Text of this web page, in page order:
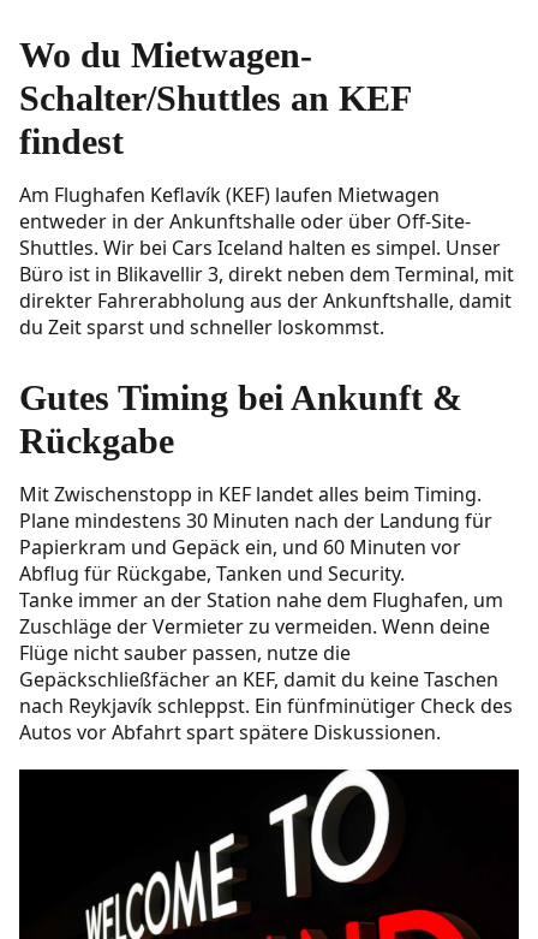
Wo du Mietwagen-
Schalter/Shuttles an KEF
findest
Am Flughafen Keflavík (KEF) laufen Mietwagen
entweder in der Ankunftshalle oder über Off-Site-
Shuttles. Wir bei Cars Iceland halten es simpel. Unser
Büro ist in Blikavellir 3, direkt neben dem Terminal, mit
direkter Fahrerabholung aus der Ankunftshalle, damit
du Zeit sparst und schneller loskommst.
Gutes Timing bei Ankunft &
Rückgabe
Mit Zwischenstopp in KEF landet alles beim Timing.
Plane mindestens 30 Minuten nach der Landung für
Papierkram und Gepäck ein, und 60 Minuten vor
Abflug für Rückgabe, Tanken und Security.
Tanke immer an der Station nahe dem Flughafen, um
Zuschläge der Vermieter zu vermeiden. Wenn deine
Flüge nicht sauber passen, nutze die
Gepäckschließfächer an KEF, damit du keine Taschen
nach Reykjavík schleppst. Ein fünfminütiger Check des
Autos vor Abfahrt spart spätere Diskussionen.